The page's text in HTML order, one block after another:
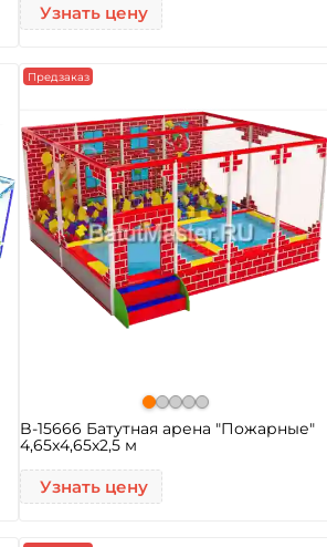
Узнать цену
Предзаказ
B-15666 Батутная арена "Пожарные"
4,65x4,65x2,5 м
Узнать цену